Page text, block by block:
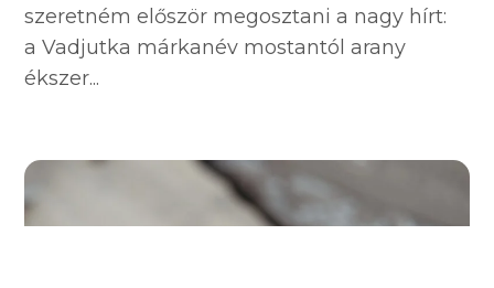
szeretném először megosztani a nagy hírt:
a Vadjutka márkanév mostantól arany
ékszer...